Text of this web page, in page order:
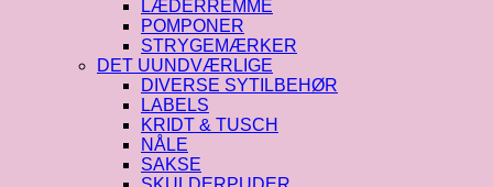
LÆDERREMME
POMPONER
STRYGEMÆRKER
DET UUNDVÆRLIGE
DIVERSE SYTILBEHØR
LABELS
KRIDT & TUSCH
NÅLE
SAKSE